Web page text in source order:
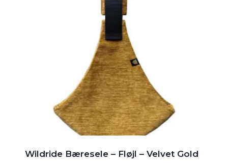
Wildride Bæresele – Fløjl – Velvet Gold